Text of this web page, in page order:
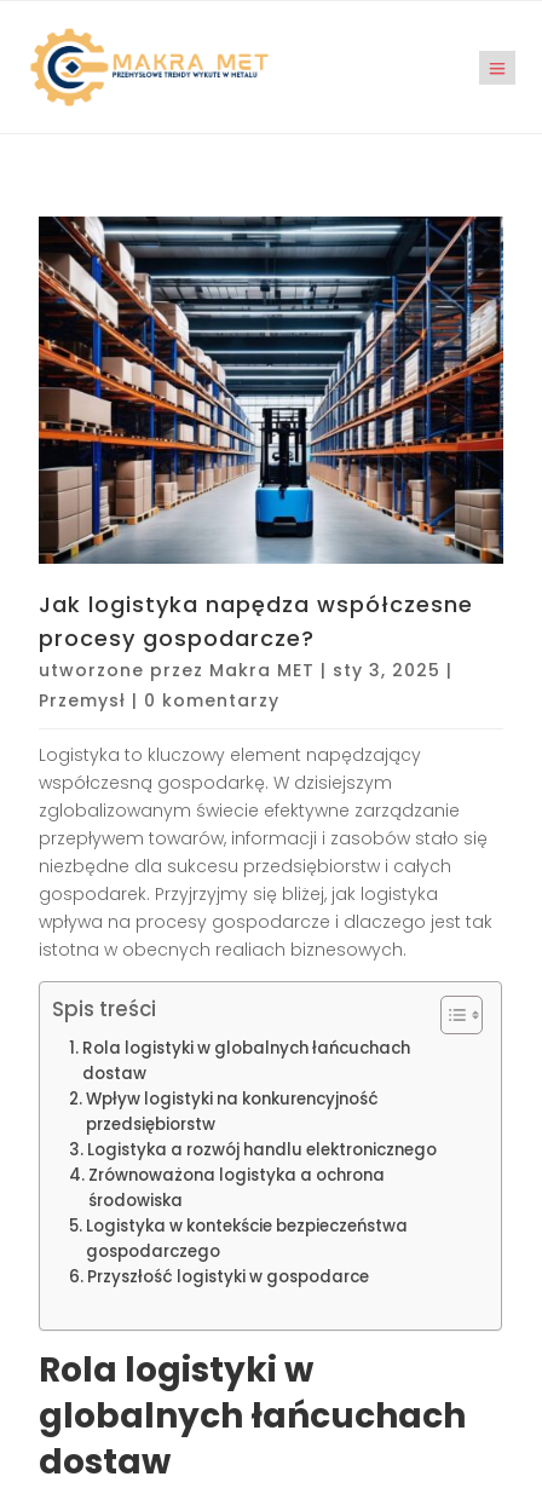
Jak logistyka napędza współczesne
procesy gospodarcze?
utworzone przez Makra MET | sty 3, 2025 |
Przemysł | 0 komentarzy
Logistyka to kluczowy element napędzający
współczesną gospodarkę. W dzisiejszym
zglobalizowanym świecie efektywne zarządzanie
przepływem towarów, informacji i zasobów stało się
niezbędne dla sukcesu przedsiębiorstw i całych
gospodarek. Przyjrzyjmy się bliżej, jak logistyka
wpływa na procesy gospodarcze i dlaczego jest tak
istotna w obecnych realiach biznesowych.
Spis treści
Rola logistyki w globalnych łańcuchach
dostaw
Wpływ logistyki na konkurencyjność
przedsiębiorstw
Logistyka a rozwój handlu elektronicznego
Zrównoważona logistyka a ochrona
środowiska
Logistyka w kontekście bezpieczeństwa
gospodarczego
Przyszłość logistyki w gospodarce
Rola logistyki w
globalnych łańcuchach
dostaw